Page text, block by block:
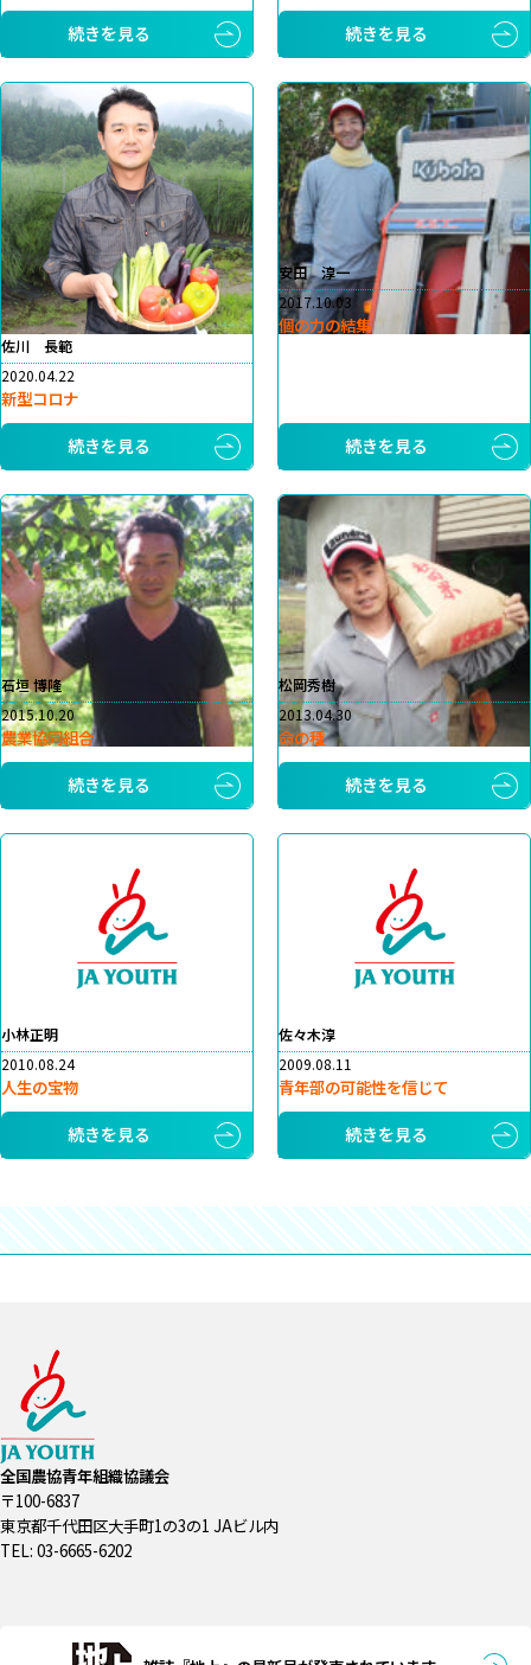
続きを見る
続きを見る
佐川 長範
2020.04.22
新型コロナ
続きを見る
安田 淳一
2017.10.03
個の力の結集
続きを見る
石垣 博隆
2015.10.20
農業協同組合
続きを見る
松岡秀樹
2013.04.30
命の種
続きを見る
小林正明
2010.08.24
人生の宝物
続きを見る
佐々木淳
2009.08.11
青年部の可能性を信じて
続きを見る
全国農協青年組織協議会
〒100-6837
東京都千代田区大手町1の3の1 JAビル内
TEL: 03-6665-6202